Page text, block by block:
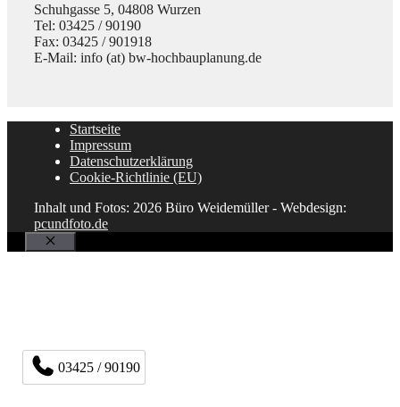
Schuhgasse 5, 04808 Wurzen
Tel: 03425 / 90190
Fax: 03425 / 901918
E-Mail: info (at) bw-hochbauplanung.de
Startseite
Impressum
Datenschutzerklärung
Cookie-Richtlinie (EU)
Inhalt und Fotos: 2026 Büro Weidemüller - Webdesign:
pcundfoto.de
Schließen
03425 / 90190